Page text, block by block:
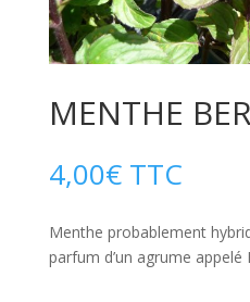
MENTHE
4,00€ TTC
Menthe probablement
parfum d’un agrume